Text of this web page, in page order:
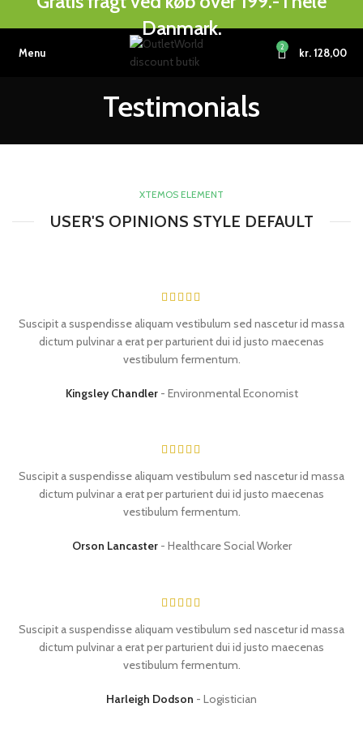
Danmark.
Menu 2 kr.128,00
Testimonials
XTEMOS ELEMENT
USER'S OPINIONS STYLE DEFAULT
Suscipit a suspendisse aliquam vestibulum sed nascetur id massa
dictum pulvinar a erat per parturient dui id justo maecenas
vestibulum fermentum.
Kingsley Chandler Environmental Economist
Suscipit a suspendisse aliquam vestibulum sed nascetur id massa
dictum pulvinar a erat per parturient dui id justo maecenas
vestibulum fermentum.
Orson Lancaster Healthcare Social Worker
Suscipit a suspendisse aliquam vestibulum sed nascetur id massa
dictum pulvinar a erat per parturient dui id justo maecenas
vestibulum fermentum.
Harleigh Dodson Logistician